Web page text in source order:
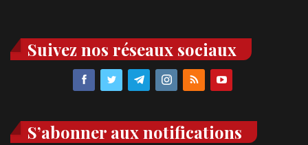
Suivez nos réseaux sociaux
S’abonner aux notifications